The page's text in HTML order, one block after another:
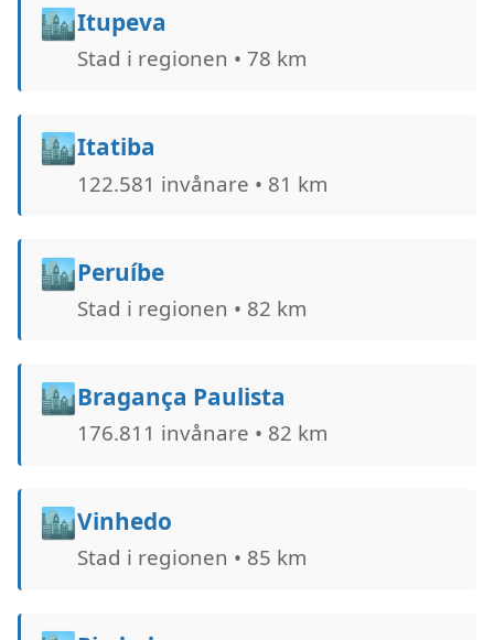
🏙️Itupeva
Stad i regionen • 78 km
🏙️Itatiba
122.581 invånare • 81 km
🏙️Peruíbe
Stad i regionen • 82 km
🏙️Bragança Paulista
176.811 invånare • 82 km
🏙️Vinhedo
Stad i regionen • 85 km